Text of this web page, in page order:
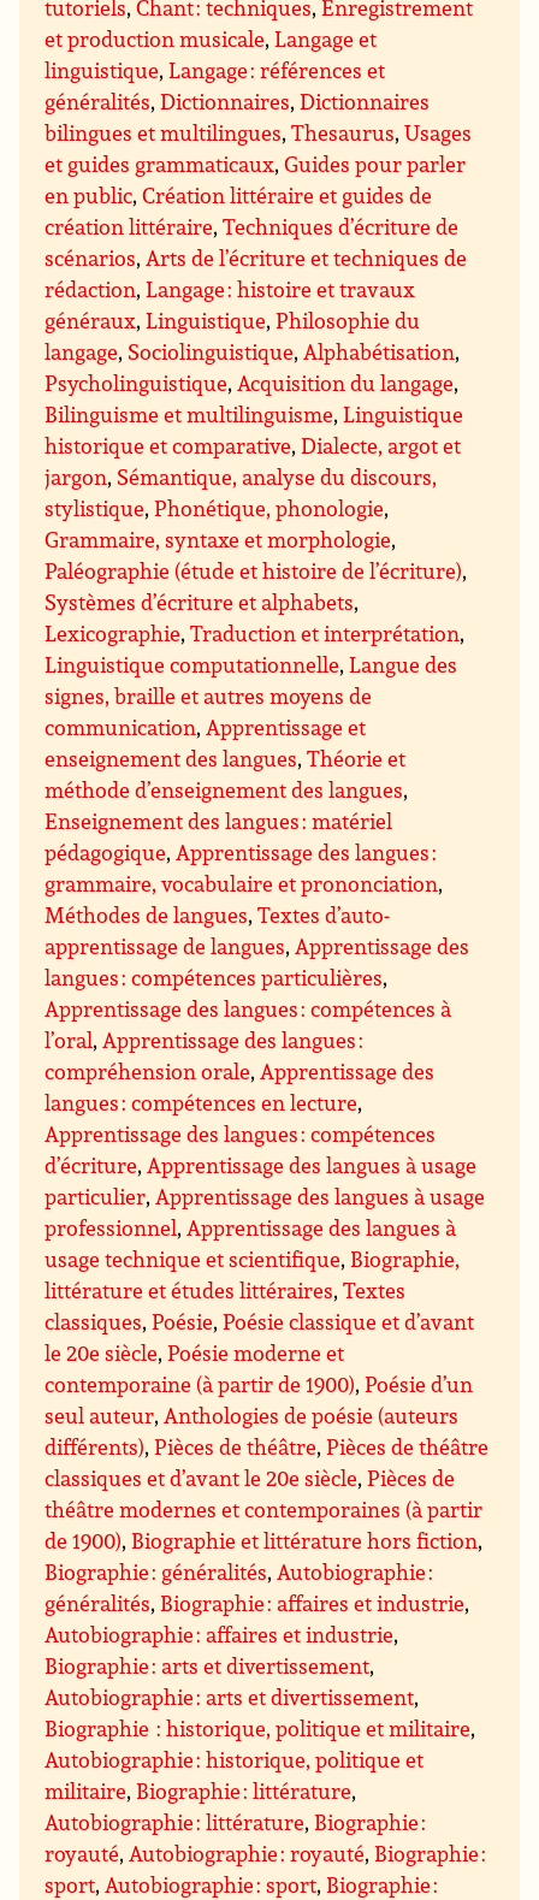
tutoriels,Chant : techniques,Enregistrement
et production musicale,Langage et
linguistique,Langage : références et
généralités,Dictionnaires,Dictionnaires
bilingues et multilingues,Thesaurus,Usages
et guides grammaticaux,Guides pour parler
en public,Création littéraire et guides de
création littéraire,Techniques d’écriture de
scénarios,Arts de l’écriture et techniques de
rédaction,Langage : histoire et travaux
généraux,Linguistique,Philosophie du
langage, Sociolinguistique,Alphabétisation,
Psycholinguistique,Acquisition du langage,
Bilinguisme et multilinguisme,Linguistique
historique et comparative,Dialecte, argot et
jargon, Sémantique, analyse du discours,
stylistique,Phonétique, phonologie,
Grammaire, syntaxe et morphologie,
Paléographie (étude et histoire de l’écriture),
Systèmes d’écriture et alphabets,
Lexicographie,Traduction et interprétation,
Linguistique computationnelle,Langue des
signes, braille et autres moyens de
communication,Apprentissage et
enseignement des langues,Théorie et
méthode d’enseignement des langues,
Enseignement des langues : matériel
pédagogique,Apprentissage des langues :
grammaire, vocabulaire et prononciation,
Méthodes de langues,Textes d’auto-
apprentissage de langues,Apprentissage des
langues : compétences particulières,
Apprentissage des langues : compétences à
l’oral,Apprentissage des langues :
compréhension orale,Apprentissage des
langues : compétences en lecture,
Apprentissage des langues : compétences
d’écriture,Apprentissage des langues à usage
particulier,Apprentissage des langues à usage
professionnel,Apprentissage des langues à
usage technique et scientifique, Biographie,
littérature et études littéraires,Textes
classiques,Poésie,Poésie classique et d’avant
le 20e siècle,Poésie moderne et
contemporaine (à partir de 1900),Poésie d’un
seul auteur,Anthologies de poésie (auteurs
différents),Pièces de théâtre,Pièces de théâtre
classiques et d’avant le 20e siècle,Pièces de
théâtre modernes et contemporaines (à partir
de 1900), Biographie et littérature hors fiction,
Biographie : généralités,Autobiographie :
généralités, Biographie : affaires et industrie,
Autobiographie : affaires et industrie,
Biographie : arts et divertissement,
Autobiographie : arts et divertissement,
Biographie : historique, politique et militaire,
Autobiographie : historique, politique et
militaire, Biographie : littérature,
Autobiographie : littérature, Biographie :
royauté,Autobiographie : royauté, Biographie :
sport,Autobiographie : sport, Biographie :